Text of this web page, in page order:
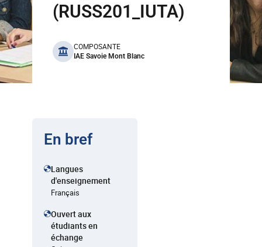
(RUSS201_IUTA)
benefits
COMPOSANTE
IAE Savoie Mont Blanc
En bref
Langues
d'enseignement
Français
Ouvert aux
étudiants en
échange